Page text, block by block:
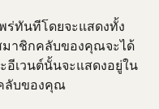
ร่ทันทีโดยจะแสดงทั้ง
มาชิกคลับของคุณจะได้
อีเวนต์นั้นจะแสดงอยู่ใน
ลับของคุณ